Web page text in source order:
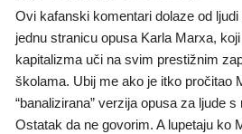
Ovi kafanski komentari dolaze od
jednu stranicu opusa Karla Marxa,
kapitalizma uči na svim prestižnim
školama. Ubij me ako je itko pročitao
“banalizirana” verzija opusa za ljude
Ostatak da ne govorim. A lupetaju ko